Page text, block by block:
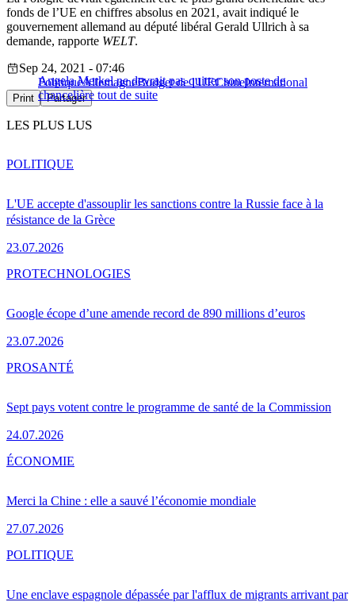
fonds de l’UE en chiffres absolus en 2021, avait indiqué le
gouvernement allemand au député libéral Gerald Ullrich à sa
demande, rapporte WELT.
Angela Merkel ne devrait pas quitter son poste de
chancelière tout de suite
Sep 24, 2021 - 07:46
PolitiqueAllemagneBudget de l'UEChineInternational
Print Partager
LES PLUS LUS
L'UE accepte d'assouplir les sanctions contre la Russie face à la
résistance de la Grèce
23.07.2026
POLITIQUE
Google écope d’une amende record de 890 millions d’euros
23.07.2026
PROTECHNOLOGIES
Sept pays votent contre le programme de santé de la Commission
24.07.2026
PROSANTÉ
Merci la Chine : elle a sauvé l’économie mondiale
27.07.2026
ÉCONOMIE
Une enclave espagnole dépassée par l'afflux de migrants arrivant par
POLITIQUE